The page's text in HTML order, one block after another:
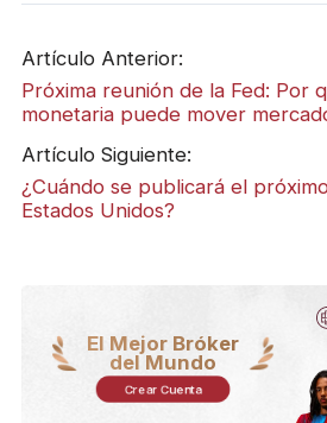
Artículo Anterior:
Próxima reunión de la Fed: Por
monetaria puede mover
Artículo Siguiente:
¿Cuándo se publicará el
Estados Unidos?
El Mejor Bróker
del Mundo
Crear Cuenta